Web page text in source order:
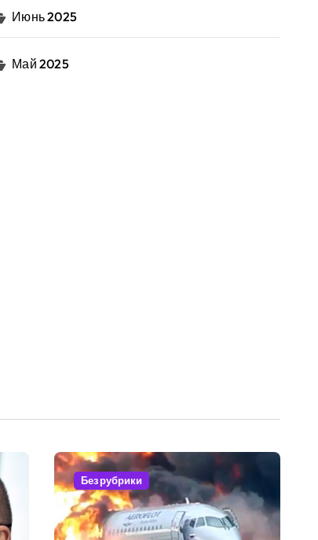
Июнь 2025
Май 2025
Без рубрики